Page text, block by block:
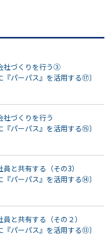
社づくりを行う③
『パーパス』を活用する⑰〕
社づくりを行う
『パーパス』を活用する⑮〕
と共有する（その3）
『パーパス』を活用する⑭〕
と共有する（その２）
『パーパス』を活用する⑬〕